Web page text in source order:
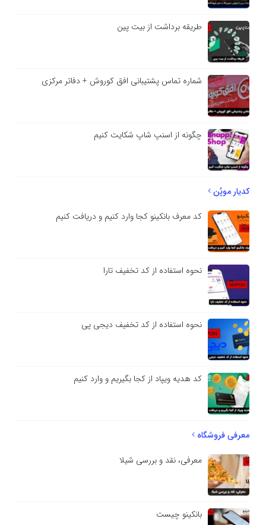
طریقه برداشت از بیت پین
شماره تماس پشتیبانی افق کوروش + دفاتر مرکزی
چگونه از اسنپ شاپ شکایت کنیم
کدیار موپُن
کد معرف بانکینو کجا وارد کنیم و دریافت کنیم
نحوه استفاده از کد تخفیف تارا
نحوه استفاده از کد تخفیف دیجی پی
کد هدیه ویپاد از کجا بگیریم و وارد کنیم
معرفی فروشگاه
معرفی، نقد و بررسی شیلا
بانکینو چیست